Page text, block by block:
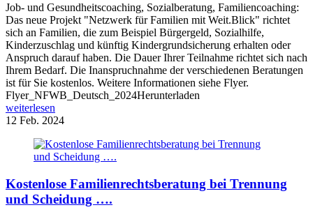
Job- und Gesundheitscoaching, Sozialberatung, Familiencoaching:
Das neue Projekt "Netzwerk für Familien mit Weit.Blick" richtet
sich an Familien, die zum Beispiel Bürgergeld, Sozialhilfe,
Kinderzuschlag und künftig Kindergrundsicherung erhalten oder
Anspruch darauf haben. Die Dauer Ihrer Teilnahme richtet sich nach
Ihrem Bedarf. Die Inanspruchnahme der verschiedenen Beratungen
ist für Sie kostenlos. Weitere Informationen siehe Flyer.
Flyer_NFWB_Deutsch_2024Herunterladen
weiterlesen
12 Feb. 2024
Kostenlose Familienrechtsberatung bei Trennung
und Scheidung ….